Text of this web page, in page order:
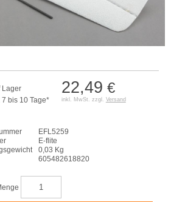
22,49 €
inkl. MwSt. zzgl. Versand
Lager
7 bis 10 Tage*
EFL5259
E-flite
0,03 Kg
605482618820